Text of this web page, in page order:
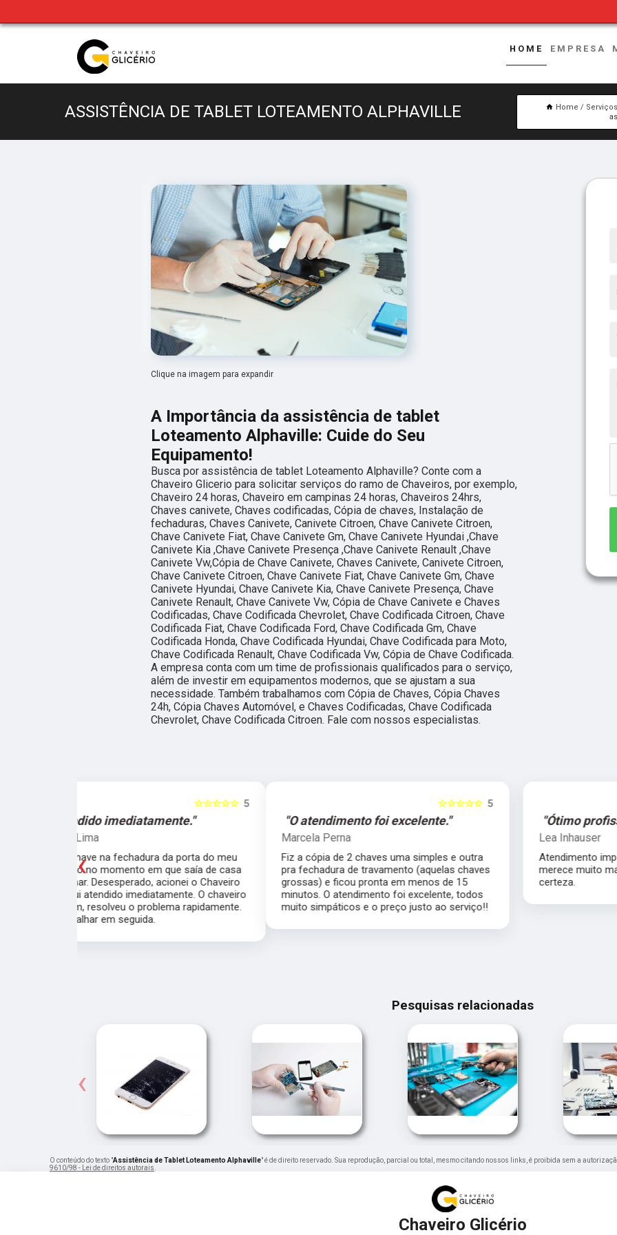
HOME EMPRESA
ASSISTÊNCIA DE TABLET LOTEAMENTO ALPHAVILLE Home Serviços
Clique na imagem para expandir
A Importância da assistência de tablet
Loteamento Alphaville: Cuide do Seu
Equipamento!
Busca por assistência de tablet Loteamento Alphaville? Conte com a
Chaveiro Glicerio para solicitar serviços do ramo de Chaveiros, por exemplo,
Chaveiro 24 horas, Chaveiro em campinas 24 horas, Chaveiros 24hrs,
Chaves canivete, Chaves codificadas, Cópia de chaves, Instalação de
fechaduras, Chaves Canivete, Canivete Citroen, Chave Canivete Citroen,
Chave Canivete Fiat, Chave Canivete Gm, Chave Canivete Hyundai ,Chave
Canivete Kia ,Chave Canivete Presença ,Chave Canivete Renault ,Chave
Canivete Vw,Cópia de Chave Canivete, Chaves Canivete, Canivete Citroen,
Chave Canivete Citroen, Chave Canivete Fiat, Chave Canivete Gm, Chave
Canivete Hyundai, Chave Canivete Kia, Chave Canivete Presença, Chave
Canivete Renault, Chave Canivete Vw, Cópia de Chave Canivete e Chaves
Codificadas, Chave Codificada Chevrolet, Chave Codificada Citroen, Chave
Codificada Fiat, Chave Codificada Ford, Chave Codificada Gm, Chave
Codificada Honda, Chave Codificada Hyundai, Chave Codificada para Moto,
Chave Codificada Renault, Chave Codificada Vw, Cópia de Chave Codificada.
A empresa conta com um time de profissionais qualificados para o serviço,
além de investir em equipamentos modernos, que se ajustam a sua
necessidade. Também trabalhamos com Cópia de Chaves, Cópia Chaves
24h, Cópia Chaves Automóvel, e Chaves Codificadas, Chave Codificada
Chevrolet, Chave Codificada Citroen. Fale com nossos especialistas.
"O atendimento foi excelente."
Fiz a cópia de 2 chaves uma simples e outra
pra fechadura de travamento (aquelas chaves
grossas) e ficou pronta em menos de 15
minutos. O atendimento foi excelente, todos
muito simpáticos e o preço justo ao serviço!!
"Ótimo profissional."
Atendimento impecável, ótimo profissional
merece muito mais que 5 estrelas com
certeza.
‹
Pesquisas relacionadas
‹
O conteúdo do texto "Assistência de Tablet Loteamento Alphaville" é de direito reservado. Sua reprodução, parcial ou total, mesmo citando nossos links, é proibida sem a
9610/98 - Lei de direitos autorais
Chaveiro Glicério